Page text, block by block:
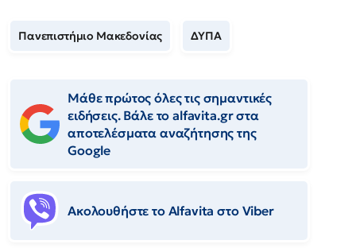
Πανεπιστήμιο Μακεδονίας ΔΥΠΑ
Μάθε πρώτος όλες τις σημαντικές
ειδήσεις. Βάλε το alfavita.gr στα
αποτελέσματα αναζήτησης της
Google
Ακολουθήστε το Αlfavita στο Viber